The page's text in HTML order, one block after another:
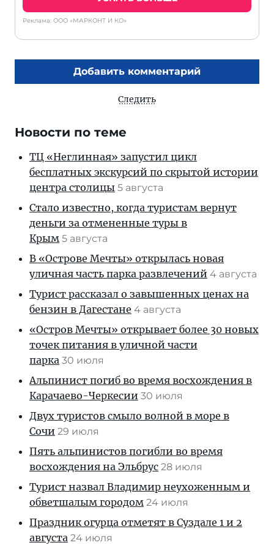
Реклама: ООО «МАРКОНТ И КО»
Добавить комментарий
Следить
Новости по теме
ТЦ «Неглинная» запустил цикл
бесплатных экскурсий по скрытой истории
центра столицы 5 августа
Стало известно, когда туристам вернут
деньги за отмененные туры в
Крым 5 августа
В «Острове Мечты» открылась новая
уличная часть парка развлечений 4 августа
Турист рассказал о завышенных ценах на
бензин в Дагестане 4 августа
«Остров Мечты» открывает более 30 новых
точек питания в уличной части
парка 30 июля
Альпинист погиб во время восхождения в
Карачаево-Черкесии 30 июля
Двух туристов смыло волной в море в
Сочи 29 июля
Пять альпинистов погибли во время
восхождения на Эльбрус 28 июля
Турист назвал Владимир неухоженным и
обветшалым городом 24 июля
Праздник огурца отметят в Суздале 1 и 2
августа 24 июля